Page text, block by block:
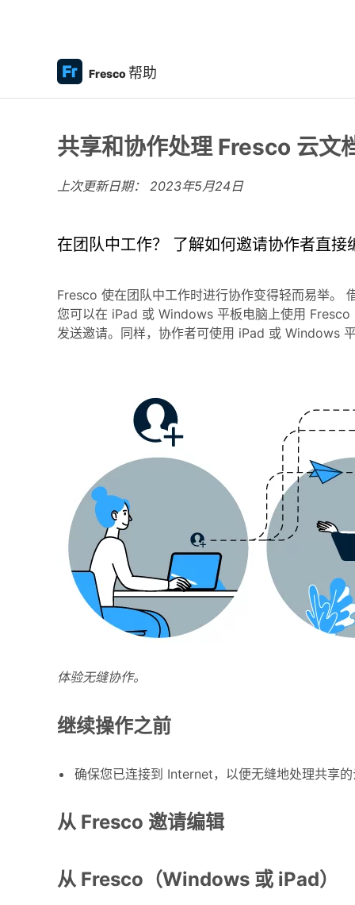
Fresco 帮助
共享和协作处理 Fresco 云文
上次更新日期： 2023年5月24日
在团队中工作？ 了解如何邀请协作者直
Fresco 使在团队中工作时进行协作变得轻而易举。
您可以在 iPad 或 Windows 平板电脑上使用 Fresco
发送邀请。同样，协作者可使用 iPad 或 Windows
体验无缝协作。
继续操作之前
确保您已连接到 Internet，以便无缝地处理共享
从 Fresco 邀请编辑
从 Fresco（Windows 或 iPad）